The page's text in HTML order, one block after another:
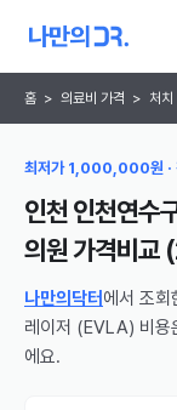
홈 > 의료비 가격 > 처
최저가 1,000,000원 ·
인천 인천연수
의원가격비교 (
나만의닥터 에서 조회
레이저 (EVLA) 비용
에요.